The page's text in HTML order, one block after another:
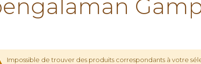
Impossible de trouver des produits correspondants à votre